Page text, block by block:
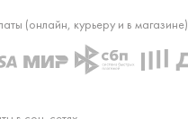
(онлайн, курьеру и в магазине)